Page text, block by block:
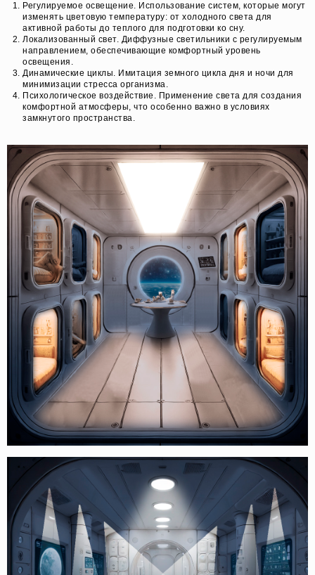
Регулируемое освещение. Использование систем, которые могут
изменять цветовую температуру: от холодного света для
активной работы до теплого для подготовки ко сну.
Локализованный свет. Диффузные светильники с регулируемым
направлением, обеспечивающие комфортный уровень
освещения.
Динамические циклы. Имитация земного цикла дня и ночи для
минимизации стресса организма.
Психологическое воздействие. Применение света для создания
комфортной атмосферы, что особенно важно в условиях
замкнутого пространства.
О НАС
ОФЛАЙН
ОНЛАЙН
СОБЫТИЯ
МАГАЗИН
ИП КАЗАДАЕВ ИВАН СЕРГЕЕВИЧ ИНН 781304752519
МЕДИА-КИТ
INST /
ПОЛИТИКА КОНФИДЕНЦИАЛЬНОСТИ
MAIL / TG
ПОДДЕРЖАТЬ ПРОЕКТ
META PLATFORMS INC. ПРИЗНАНА
ЭКСТРЕМИСТСКОЙ ОРГАНИЗАЦИЕЙ НА
ТЕРРИТОРИИ РФ
ОФЕРТА